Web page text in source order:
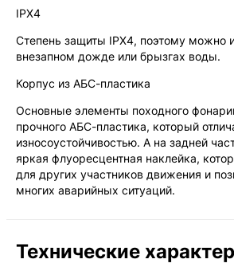
IPX4
Степень защиты IPX4, поэтому можно
внезапном дожде или брызгах воды.
Корпус из АБС-пластика
Основные элементы походного
прочного АБС-пластика, который
износоустойчивостью. А на задней
яркая флуоресцентная наклейка,
для других участников движения и
многих аварийных ситуаций.
Технические